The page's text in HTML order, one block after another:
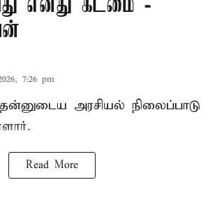
எனது கடமை -
7:26 pm
அரசியல் நிலைப்பாடு
Read More